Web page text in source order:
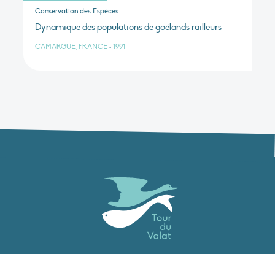
Conservation des Espèces
Dynamique des populations de goélands railleurs
CAMARGUE, FRANCE • 1991